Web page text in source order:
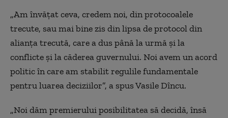
„Am învățat ceva, credem noi, din protocoalele
trecute, sau mai bine zis din lipsa de protocol din
alianța trecută, care a dus până la urmă și la
conflicte și la căderea guvernului. Noi avem un acord
politic în care am stabilit regulile fundamentale
pentru luarea deciziilor”, a spus Vasile Dîncu.
„Noi dăm premierului posibilitatea să decidă, însă